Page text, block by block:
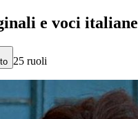
e voci italiane
25 ruoli